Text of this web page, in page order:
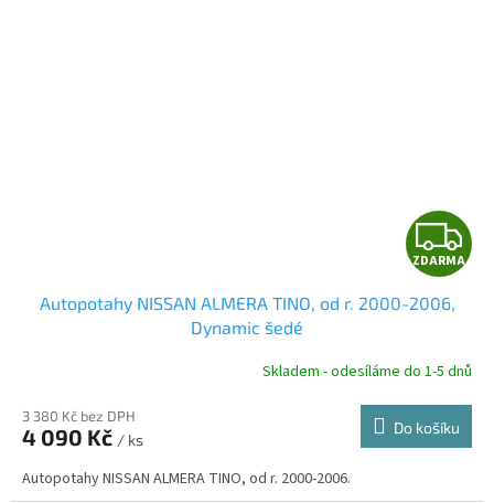
Z
D
R
ZDARMA
Autopotahy NISSAN ALMERA TINO, od r. 2000-2006,
Dynamic šedé
Skladem - odesíláme do 1-5 dnů
3 380 Kč bez DPH
4 090 Kč / ks
Do košíku
Autopotahy NISSAN ALMERA TINO, od r. 2000-2006.